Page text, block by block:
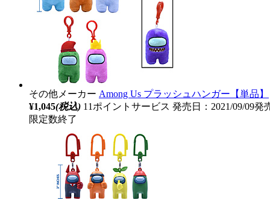
その他メーカー Among Us プラッシュハンガー【単品】
¥1,045(税込) 11ポイントサービス 発売日：2021/09/09発
限定数終了